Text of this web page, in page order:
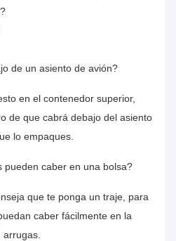
de un asiento de avión?
en el contenedor superior,
de que cabrá debajo del asiento
lo empaques.
pueden caber en una bolsa?
que te ponga un traje, para
caber fácilmente en la